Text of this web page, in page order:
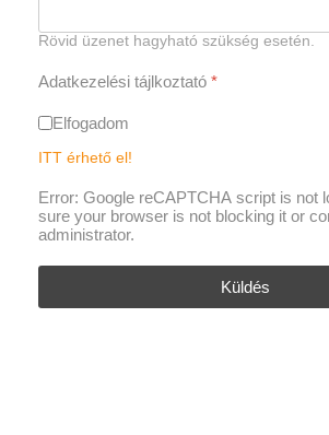
Rövid üzenet hagyható szükség esetén.
Adatkezelési tájlkoztató *
Elfogadom
ITT érhető el!
Error: Google reCAPTCHA script is not
sure your browser is not blocking it or
administrator.
Küldés